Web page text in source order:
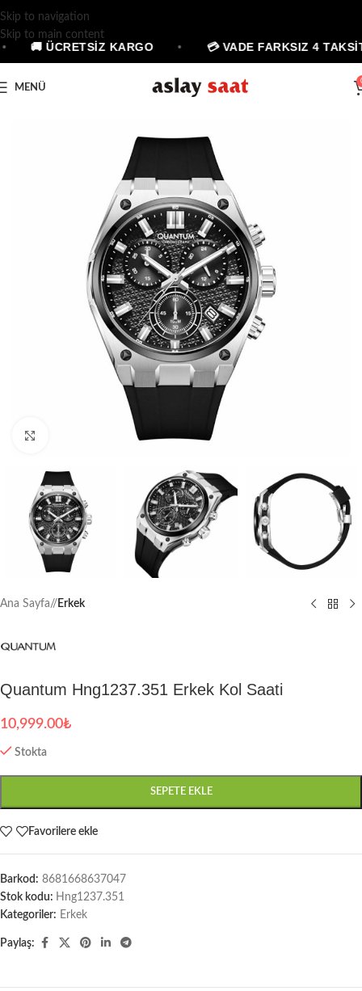
Skip to navigation
Skip to main content
🚚 ÜCRETSİZ KARGO 💳 VADE FARKSIZ 4 TAKSİT
MENÜ
Büyütmek için tıklayın
Ana Sayfa/ Erkek
Quantum Hng1237.351 Erkek Kol Saati
10,999.00₺
Stokta
SEPETE EKLE
Favorilere ekle
Barkod: 8681668637047
Stok kodu: Hng1237.351
Kategoriler: Erkek
Paylaş: